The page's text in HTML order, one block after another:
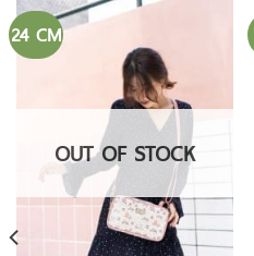
24 CM
OUT OF STOCK